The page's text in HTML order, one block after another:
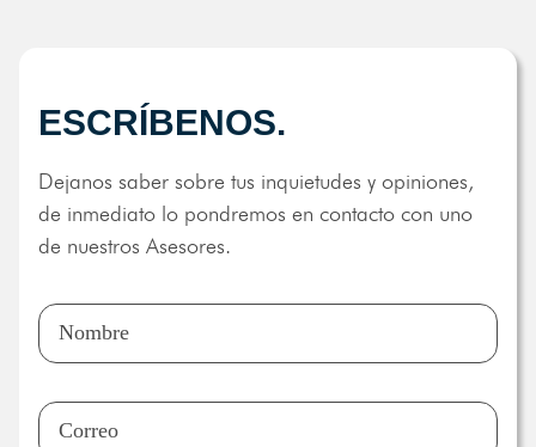
ESCRÍBENOS.
Dejanos saber sobre tus inquietudes y opiniones,
de inmediato lo pondremos en contacto con uno
de nuestros Asesores.